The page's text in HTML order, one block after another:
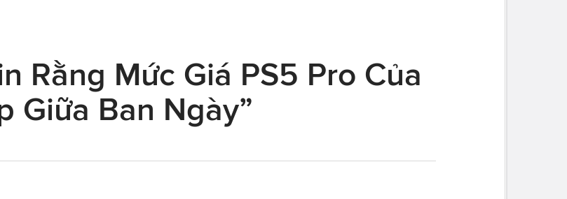
Rằng Mức Giá PS5 Pro Của
Giữa Ban Ngày”